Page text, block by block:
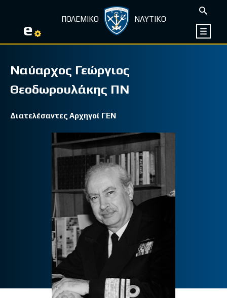
e ΠΟΛΕΜΙΚΟ ΝΑΥΤΙΚΟ
Ναύαρχος Γεώργιος
Θεοδωρουλάκης ΠΝ
Διατελέσαντες Αρχηγοί ΓΕΝ